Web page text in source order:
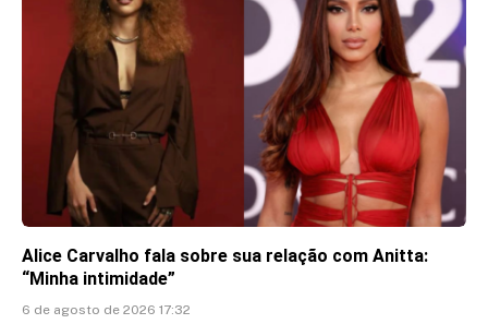
Alice Carvalho fala sobre sua relação com Anitta:
“Minha intimidade”
6 de agosto de 2026 17:32